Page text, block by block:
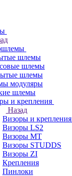
шлемы
шлемы
шлемы
модуляры
шлемы
и крепления
Назад
Визоры и крепления
Визоры LS2
Визоры MT
Визоры STUDDS
Визоры ZI
Крепления
Пинлоки